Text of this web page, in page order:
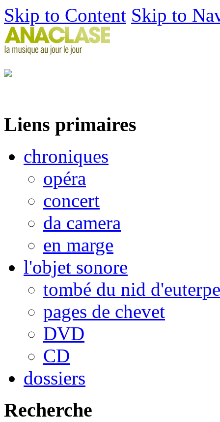
Skip to Content Skip to
Liens primaires
chroniques
opéra
concert
da camera
en marge
l'objet sonore
tombé du nid d'euterpe
pages de chevet
DVD
CD
dossiers
Recherche